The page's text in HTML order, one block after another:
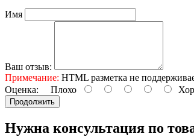
Имя
Ваш отзыв:
Примечание: HTML разметка не
Оценка: Плохо
Продолжить
Нужна консультация по